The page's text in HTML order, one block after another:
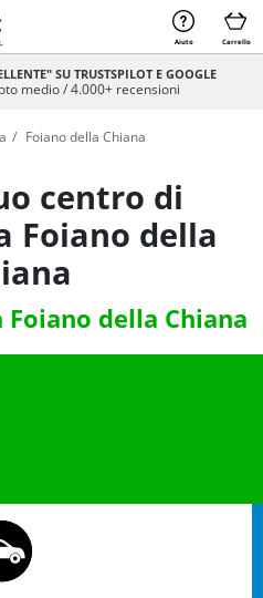
Aiuto Carrello
SU TRUSTSPILOT E GOOGLE
medio / 4.000+ recensioni
Foiano della Chiana
centro di
Foiano della
della Chiana